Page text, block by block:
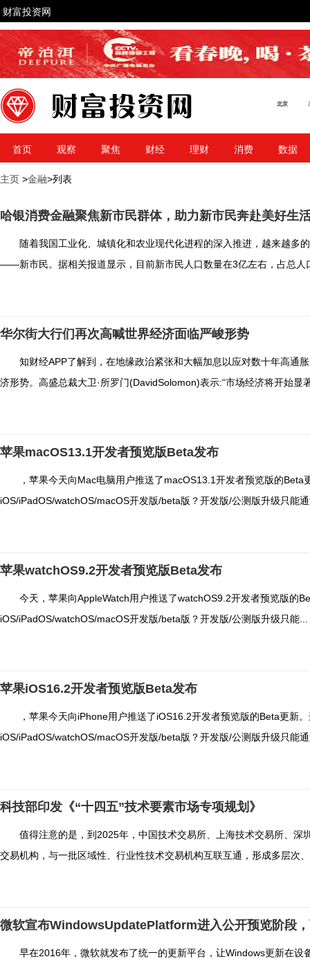
财富投资网
首页 观察 聚焦 财经 理财 消费 数据
主页 >金融>列表
哈银消费金融聚焦新市民群体，助力新市民奔赴美好生
随着我国工业化、城镇化和农业现代化进程的深入推进，越来越多
——新市民。据相关报道显示，目前新市民人口数量在3亿左右，占总人
华尔街大行们再次高喊世界经济面临严峻形势
知财经APP了解到，在地缘政治紧张和大幅加息以应对数十年高通
济形势。高盛总裁大卫·所罗门(DavidSolomon)表示:“市场经济将开始显
苹果macOS13.1开发者预览版Beta发布
，苹果今天向Mac电脑用户推送了macOS13.1开发者预览版的
iOS/iPadOS/watchOS/macOS开发版/beta版？开发版/公测版升级只能
苹果watchOS9.2开发者预览版Beta发布
今天，苹果向AppleWatch用户推送了watchOS9.2开发者预览版的
iOS/iPadOS/watchOS/macOS开发版/beta版？开发版/公测版升级只能...
苹果iOS16.2开发者预览版Beta发布
，苹果今天向iPhone用户推送了iOS16.2开发者预览版的Beta更新
iOS/iPadOS/watchOS/macOS开发版/beta版？开发版/公测版升级只能
科技部印发《“十四五”技术要素市场专项规划》
值得注意的是，到2025年，中国技术交易所、上海技术交易所、
交易机构，与一批区域性、行业性技术交易机构互联互通，形成多层次
微软宣布WindowsUpdatePlatform进入公开预览阶段
早在2016年，微软就发布了统一的更新平台，让Windows更新在